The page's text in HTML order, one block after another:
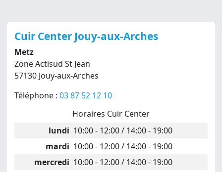
Cuir Center Jouy-aux-Arches
Metz
Zone Actisud St Jean
57130 Jouy-aux-Arches
Téléphone : 03 87 52 12 10
Horaires Cuir Center
lundi 10:00 - 12:00 / 14:00 - 19:00
mardi 10:00 - 12:00 / 14:00 - 19:00
mercredi 10:00 - 12:00 / 14:00 - 19:00